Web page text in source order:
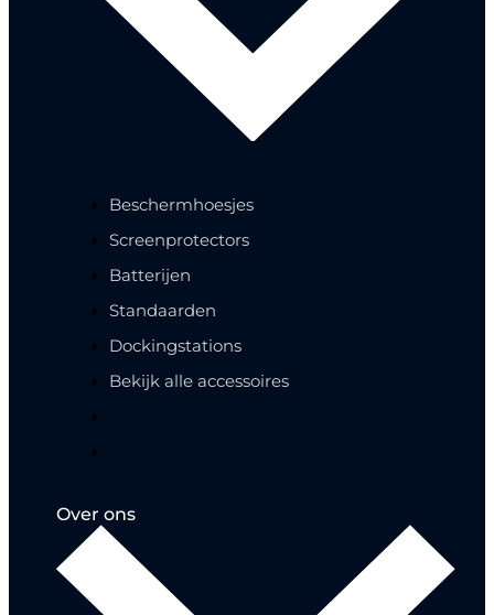
Beschermhoesjes
Screenprotectors
Batterijen
Standaarden
Dockingstations
Bekijk alle accessoires
Over ons